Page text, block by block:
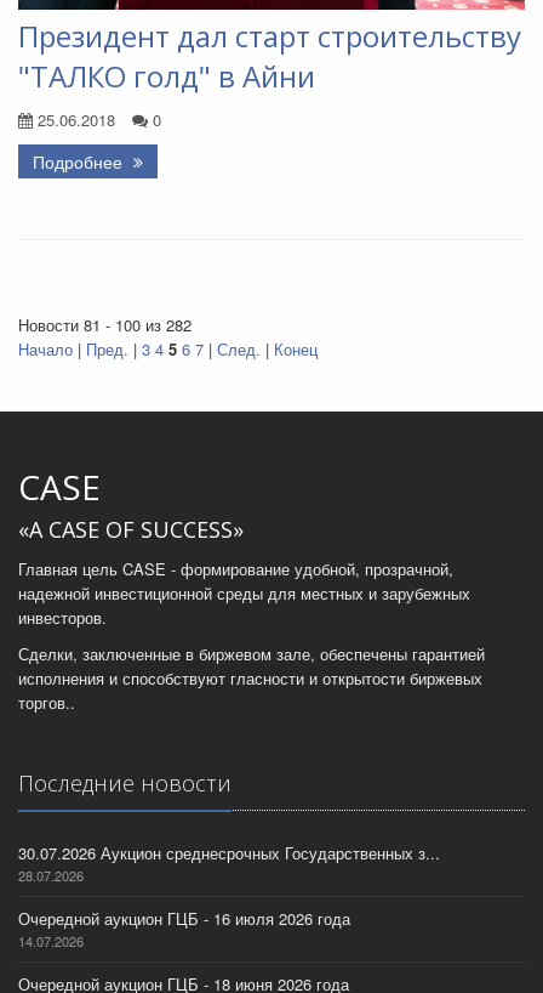
Президент дал старт строительству
"ТАЛКО голд" в Айни
25.06.2018 0
Подробнее
Новости 81 - 100 из 282
Начало | Пред. | 3 4 5 6 7 | След. | Конец
CASE
«A CASE OF SUCCESS»
Главная цель CASE - формирование удобной, прозрачной,
надежной инвестиционной среды для местных и зарубежных
инвесторов.
Сделки, заключенные в биржевом зале, обеспечены гарантией
исполнения и способствуют гласности и открытости биржевых
торгов..
Последние новости
30.07.2026 Аукцион среднесрочных Государственных з...
28.07.2026
Очередной аукцион ГЦБ - 16 июля 2026 года
14.07.2026
Очередной аукцион ГЦБ - 18 июня 2026 года